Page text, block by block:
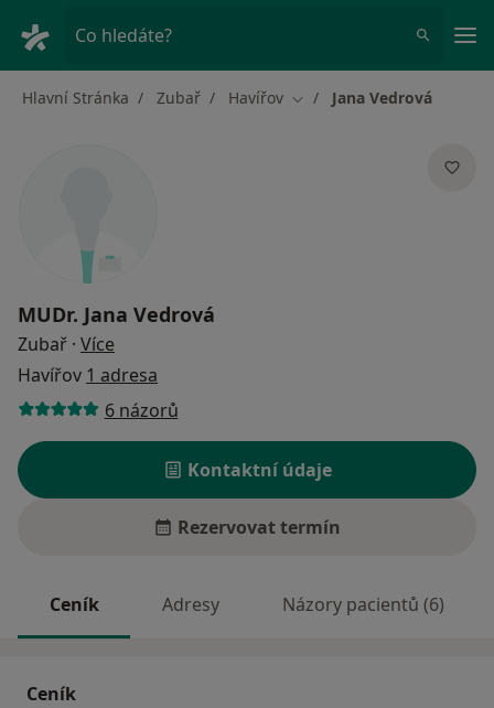
Co hledáte?
Hlavní Stránka Zubař Havířov Změna města
Jana Vedrová
MUDr. Jana Vedrová
Zubař · Více
Havířov 1 adresa
6 názorů
Kontaktní údaje
Rezervovat termín
Ceník Adresy Názory pacientů (6)
Ceník